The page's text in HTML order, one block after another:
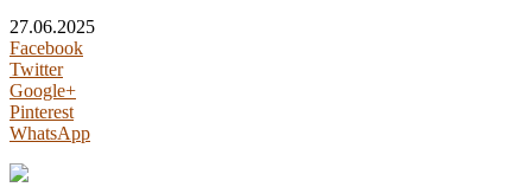
27.06.2025
Facebook
Twitter
Google+
Pinterest
WhatsApp